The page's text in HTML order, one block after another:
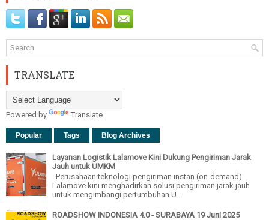
TRANSLATE
Powered by Translate
Popular Tags Blog Archives
Layanan Logistik Lalamove Kini Dukung Pengiriman Jarak
Jauh untuk UMKM
Perusahaan teknologi pengiriman instan (on-demand)
Lalamove kini menghadirkan solusi pengiriman jarak jauh
untuk mengimbangi pertumbuhan U...
ROADSHOW INDONESIA 4.0 - SURABAYA 19 Juni 2025